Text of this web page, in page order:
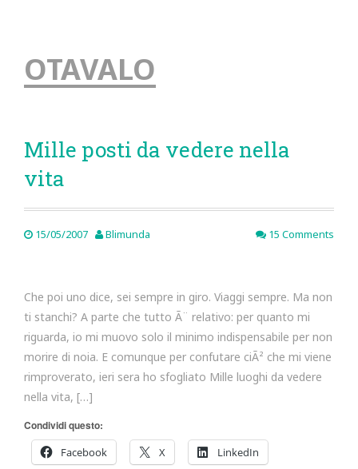
OTAVALO
Mille posti da vedere nella
vita
15/05/2007 Blimunda 15 Comments
Che poi uno dice, sei sempre in giro. Viaggi sempre. Ma non
ti stanchi? A parte che tutto Ã¨ relativo: per quanto mi
riguarda, io mi muovo solo il minimo indispensabile per non
morire di noia. E comunque per confutare ciÃ² che mi viene
rimproverato, ieri sera ho sfogliato Mille luoghi da vedere
nella vita, […]
Condividi questo:
Facebook
X LinkedIn